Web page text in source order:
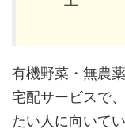
有機野菜・無農
宅配サービスで
たい人に向いてい